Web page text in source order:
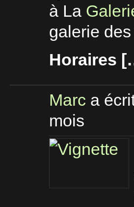
à La
galerie
Horaires
Marc a
mois